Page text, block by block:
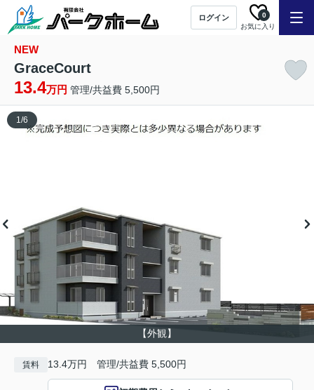
ログイン
お気に入り
0
NEW
GraceCourt
13.4万円 管理/共益費 5,500円
【外観】
1/6
賃料 13.4万円 管理/共益費 5,500円